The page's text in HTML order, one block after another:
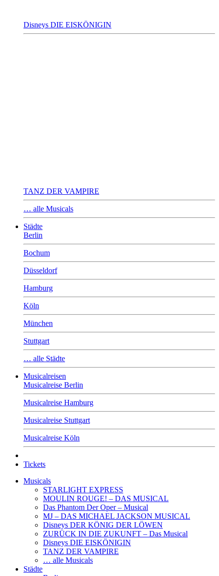
Disneys DIE EISKÖNIGIN
TANZ DER VAMPIRE
… alle Musicals
Städte
Berlin
Bochum
Düsseldorf
Hamburg
Köln
München
Stuttgart
… alle Städte
Musicalreisen
Musicalreise Berlin
Musicalreise Hamburg
Musicalreise Stuttgart
Musicalreise Köln
Tickets
Musicals
STARLIGHT EXPRESS
MOULIN ROUGE! – DAS MUSICAL
Das Phantom Der Oper – Musical
MJ – DAS MICHAEL JACKSON MUSICAL
Disneys DER KÖNIG DER LÖWEN
ZURÜCK IN DIE ZUKUNFT – Das Musical
Disneys DIE EISKÖNIGIN
TANZ DER VAMPIRE
… alle Musicals
Städte